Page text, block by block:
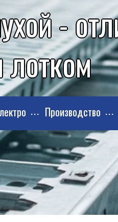
-
Производство